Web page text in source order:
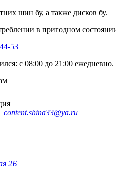
шин бу, а также дисков бу.
в пригодном
53
с 08:00 до 21:00 ежедневно.
content.shina33@ya.ru
2Б